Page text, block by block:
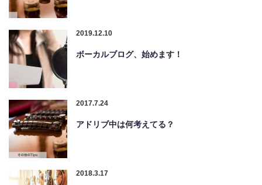
2019.12.10
ボーカルブログ、始めます！
2017.7.24
アドリブ中は何考えてる？
2018.3.17